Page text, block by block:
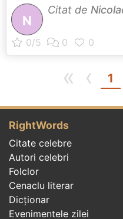
N
Citat de
« ‹ 1
RightWords
Citate celebre
Autori celebri
Folclor
Cenaclu literar
Dicționar
Evenimentele zilei